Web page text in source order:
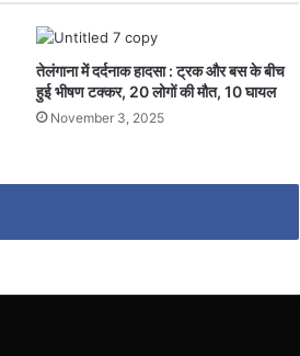
तेलंगाना में दर्दनाक हादसा : ट्रक और बस के बीच
हुई भीषण टक्कर, 20 लोगों की मौत, 10 घायल
November 3, 2025